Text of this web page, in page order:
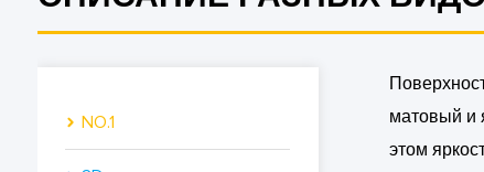
NO.1
матовый и
этом